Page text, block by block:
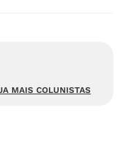
MAIS COLUNISTAS